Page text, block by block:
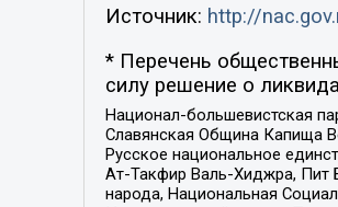
Источник: http://
* Перечень
силу решение о
Национал-большевистская
Славянская Община Капища
Русское национальное
Ат-Такфир Валь-Хиджра, Пит
народа, Национальная